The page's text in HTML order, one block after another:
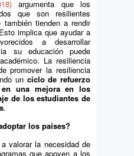
argumenta que los
que son resilientes
tienden a rendir
implica que ayudar a
a desarrollar
su educación puede
La resiliencia
promover la resiliencia
unciclo de refuerzo
una mejora en los
de los estudiantes de
.
los países?
valorar la necesidad de
que apoyen a los